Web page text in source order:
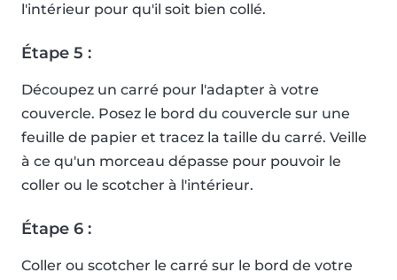
l'intérieur pour qu'il soit bien collé.
Étape 5 :
Découpez un carré pour l'adapter à votre
couvercle. Posez le bord du couvercle sur une
feuille de papier et tracez la taille du carré. Veille
à ce qu'un morceau dépasse pour pouvoir le
coller ou le scotcher à l'intérieur.
Étape 6 :
Coller ou scotcher le carré sur le bord de votre